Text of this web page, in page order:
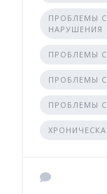
ПРОБЛЕМЫ
НАРУШЕНИЯ
ПРОБЛЕМЫ
ПРОБЛЕМЫ
ПРОБЛЕМЫ